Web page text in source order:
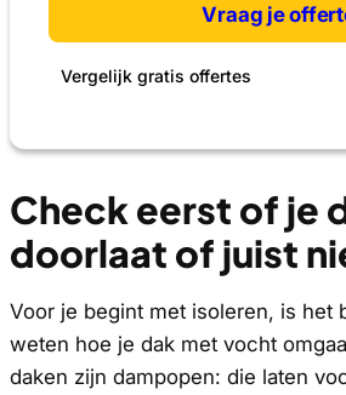
Vraag je
Vergelijk gratis offertes
Check eerst of je
doorlaat of juist
Voor je begint met isoleren, is het
weten hoe je dak met vocht
daken zijn dampopen: die laten